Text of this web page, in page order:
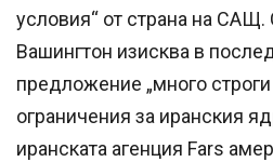
условия“ от страна на
Вашингтон изисква в
предложение „много
ограничения за иранския
иранската агенция Fars